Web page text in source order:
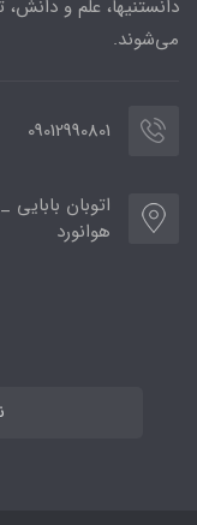
دانستنیها، علم و
می‌شوند.
09012990801
هوانورد